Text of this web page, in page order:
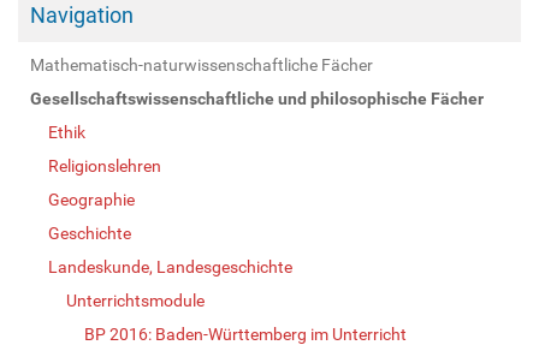
Navigation
Mathematisch-naturwissenschaftliche Fächer
Gesellschaftswissenschaftliche und philosophische Fächer
Ethik
Religionslehren
Geographie
Geschichte
Landeskunde, Landesgeschichte
Unterrichtsmodule
BP 2016: Baden-Württemberg im Unterricht